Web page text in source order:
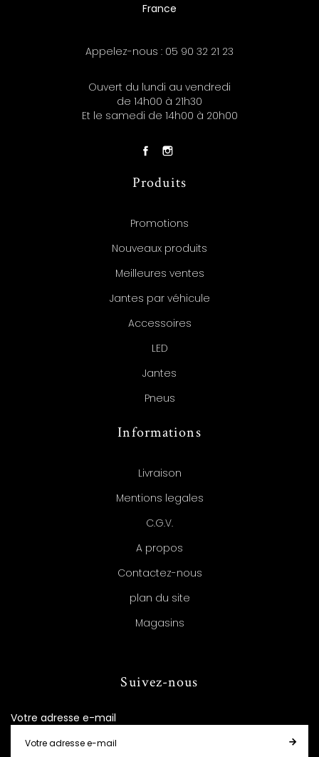
France
Appelez-nous : 05 90 32 21 23
Ouvert du lundi au vendredi
de 14h00 à 21h30
Et le samedi de 14h00 à 20h00
Produits
Promotions
Nouveaux produits
Meilleures ventes
Jantes par véhicule
Accessoires
LED
Jantes
Pneus
Informations
Livraison
Mentions legales
C.G.V.
A propos
Contactez-nous
plan du site
Magasins
Suivez-nous
Votre adresse e-mail